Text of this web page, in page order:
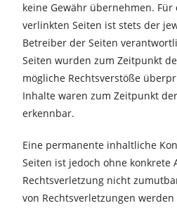
keine Gewähr übernehmen.
verlinkten Seiten ist stets der
Betreiber der Seiten
Seiten wurden zum Zeitpunkt
mögliche Rechtsverstöße
Inhalte waren zum Zeitpunkt
erkennbar.
Eine permanente inhaltliche
Seiten ist jedoch ohne konkrete
Rechtsverletzung nicht
von Rechtsverletzungen